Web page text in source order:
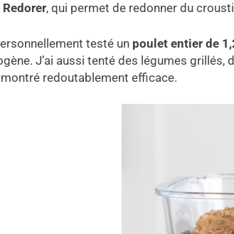
Redorer, qui permet de redonner du
testé un poulet entier de
J’ai aussi tenté des légumes
montré redoutablement efficace.